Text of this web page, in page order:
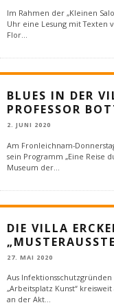
Im Rahmen der „Kleinen
Uhr eine Lesung mit Texten
Flor...
BLUES IN DER
PROFESSOR
2. JUNI 2020
Am Fronleichnam-
sein Programm „Eine Reise
Museum der
DIE VILLA
27. MAI 2020
Aus
„Arbeitsplatz Kunst“
an der Akt